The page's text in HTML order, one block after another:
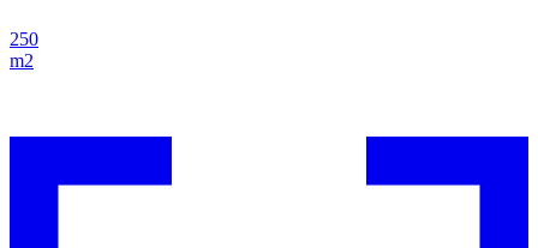
250
m2